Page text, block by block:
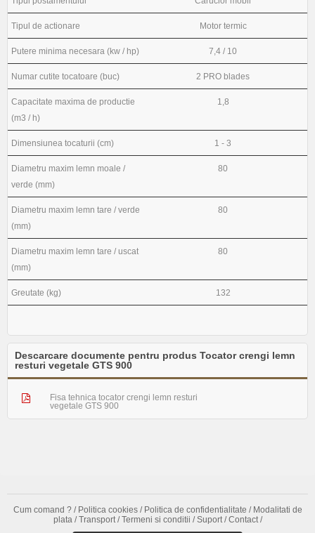
Tipul de actionare Motor termic
Putere minima necesara (kw / hp) 7,4 / 10
Numar cutite tocatoare (buc) 2 PRO blades
Capacitate maxima de productie
(m3 / h)
1,8
Dimensiunea tocaturii (cm) 1 - 3
Diametru maxim lemn moale /
verde (mm)
80
Diametru maxim lemn tare / verde
(mm)
80
Diametru maxim lemn tare / uscat
(mm)
80
Greutate (kg) 132
Descarcare documente pentru produs Tocator crengi lemn
resturi vegetale GTS 900
Fisa tehnica tocator crengi lemn resturi
vegetale GTS 900
Cum comand ? / Politica cookies / Politica de confidentialitate / Modalitati de
plata / Transport / Termeni si conditii / Suport / Contact /